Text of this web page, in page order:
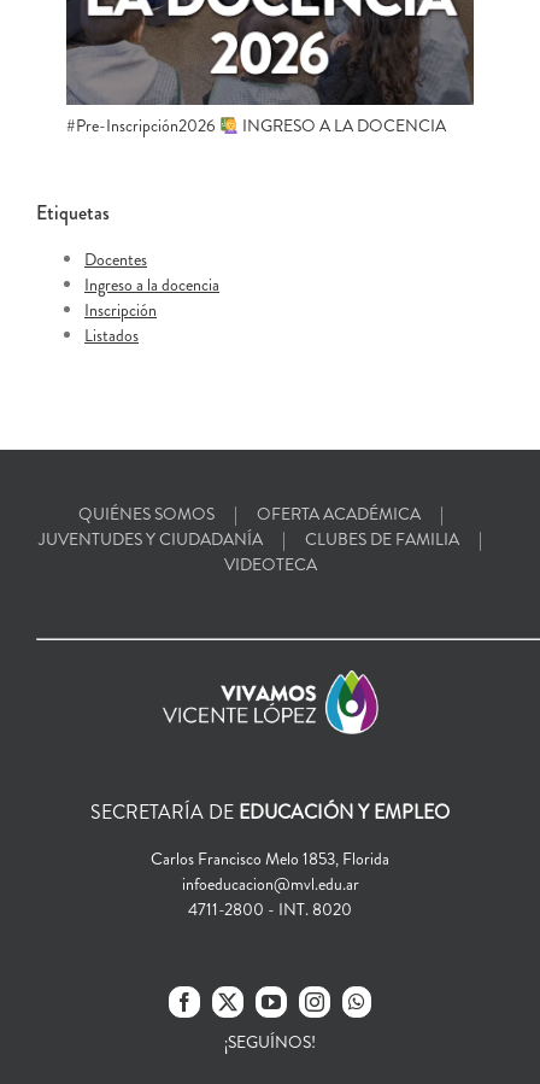
#Pre-Inscripción2026 INGRESO A LA DOCENCIA
Etiquetas
Docentes
Ingreso a la docencia
Inscripción
Listados
QUIÉNES SOMOS
OFERTA ACADÉMICA
JUVENTUDES Y CIUDADANÍA
CLUBES DE FAMILIA
VIDEOTECA
SECRETARÍA DE EDUCACIÓN Y EMPLEO
Carlos Francisco Melo 1853, Florida
infoeducacion@mvl.edu.ar
4711-2800 - INT. 8020
¡SEGUÍNOS!